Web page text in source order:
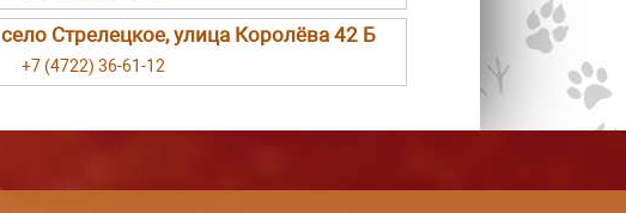
село Стрелецкое, улица Королёва 42 Б
+7 (4722) 36-61-12